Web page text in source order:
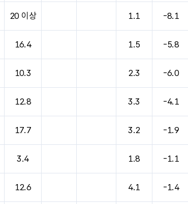
20 이상 1.1 -8.1
16.4 1.5 -5.8
10.3 2.3 -6.0
12.8 3.3 -4.1
17.7 3.2 -1.9
3.4 1.8 -1.1
12.6 4.1 -1.4